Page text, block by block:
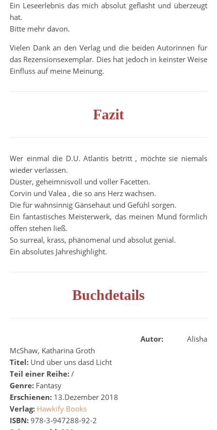
Ein Leseerlebnis das mich absolut geflasht und überzeugt
hat.
Bitte mehr davon.
Vielen Dank an den Verlag und die beiden Autorinnen für
das Rezensionsexemplar. Dies hat jedoch in keinster Weise
Einfluss auf meine Meinung.
Fazit
Wer einmal die D.U. Atlantis betritt , möchte sie niemals
wieder verlassen.
Düster, geheimnisvoll und voller Facetten.
Corvin und Valea , die so ans Herz wachsen.
Die für wahnsinnig Gänsehaut und Gefühl sorgen.
Ein fantastisches Meisterwerk, das meinen Mund förmlich
offen stehen ließ.
So surreal, krass, phänomenal und absolut genial.
Ein absolutes Jahreshighlight.
Buchdetails
Autor: Alisha
McShaw, Katharina Groth
Titel: Und über uns dasd Licht
Teil einer Reihe: /
Genre: Fantasy
Erschienen: 13.Dezember 2018
Verlag: Hawkify Books
ISBN: 978-3-947288-92-2